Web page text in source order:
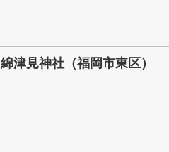
綿津見神社（福岡市東区）